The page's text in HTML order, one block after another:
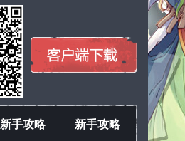
新手攻略 新手攻略